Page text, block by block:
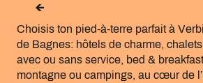
HÔTELS
Choisis ton pied-à-terre parfait à
de Bagnes: hôtels de charme,
avec ou sans service, bed &
montagne ou campings, au cœur de